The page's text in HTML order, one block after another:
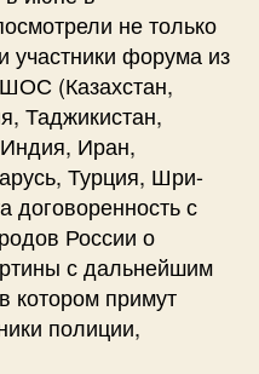
не только
участники форума из
(Казахстан,
Таджикистан,
Иран,
Турция, Шри-
договоренность с
России о
с дальнейшим
котором примут
полиции,